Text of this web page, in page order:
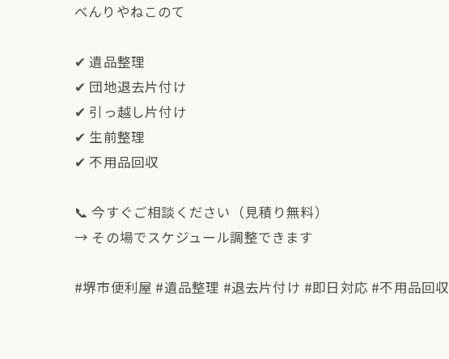
べんりやねこのて
✔ 遺品整理
✔ 団地退去片付け
✔ 引っ越し片付け
✔ 生前整理
✔ 不用品回収
📞 今すぐご相談ください（見積り無料）
→ その場でスケジュール調整できます
#堺市便利屋 #遺品整理 #退去片付け #即日対応 #不用品回収